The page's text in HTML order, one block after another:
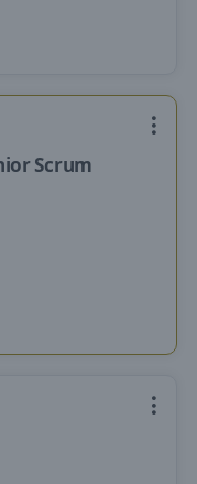
Scrum